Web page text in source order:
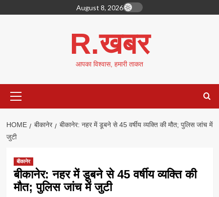
to
August 8, 2026
R.खबर
आपका विश्वास, हमारी ताकत
Menu
HOME बीकानेर
बीकानेर: नहर में डूबने से 45 वर्षीय व्यक्ति की मौत; पुलिस जांच में
जुटी
बीकानेर
बीकानेर: नहर में डूबने से 45 वर्षीय व्यक्ति की
मौत; पुलिस जांच में जुटी